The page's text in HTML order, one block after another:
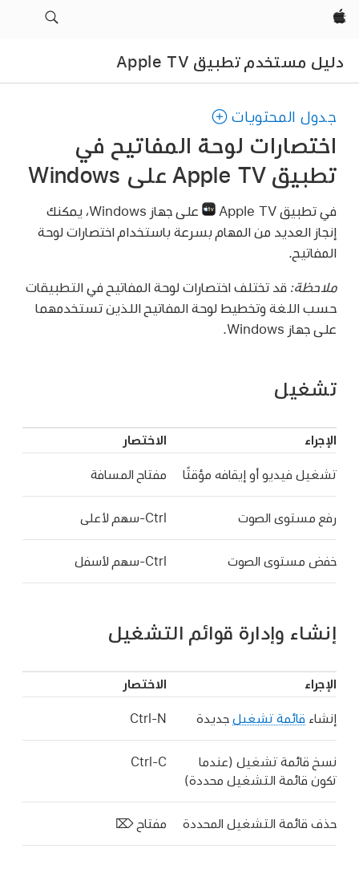
Apple‏
دليل مستخدم تطبيق Apple TV
جدول المحتويات
اختصارات لوحة المفاتيح في
تطبيق Apple TV على Windows
في تطبيق Apple TV
على جهاز Windows، يمكنك
إنجاز العديد من المهام بسرعة باستخدام اختصارات لوحة
المفاتيح.
ملاحظة: قد تختلف اختصارات لوحة المفاتيح في التطبيقات
حسب اللغة وتخطيط لوحة المفاتيح اللذين تستخدمهما
على جهاز Windows.
تشغيل
الإجراء الاختصار
تشغيل فيديو أو إيقافه مؤقتًا مفتاح المسافة
رفع مستوى الصوت
خفض مستوى الصوت
إنشاء وإدارة قوائم التشغيل
الإجراء الاختصار
إنشاء قائمة تشغيل جديدة Ctrl-N
نسخ قائمة تشغيل (عندما
تكون قائمة التشغيل محددة)
Ctrl-C
حذف قائمة التشغيل المحددة مفتاح ⌦